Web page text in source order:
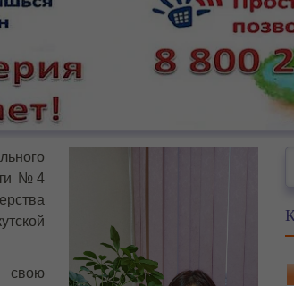
№4
свою